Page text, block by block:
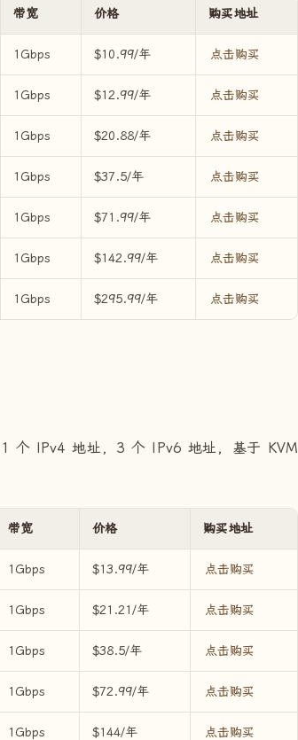
带宽 价格 购买地址
1Gbps $10.99/年 点击购买
1Gbps $12.99/年 点击购买
1Gbps $20.88/年 点击购买
1Gbps $37.5/年 点击购买
1Gbps $71.99/年 点击购买
1Gbps $142.99/年 点击购买
1Gbps $295.99/年 点击购买
个 IPv4 地址，3 个 IPv6 地址，基于 KVM
带宽 价格 购买地址
1Gbps $13.99/年 点击购买
1Gbps $21.21/年 点击购买
1Gbps $38.5/年 点击购买
1Gbps $72.99/年 点击购买
1Gbps $144/年 点击购买